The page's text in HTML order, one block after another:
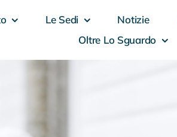
Le Sedi Notizie
Oltre Lo Sguardo